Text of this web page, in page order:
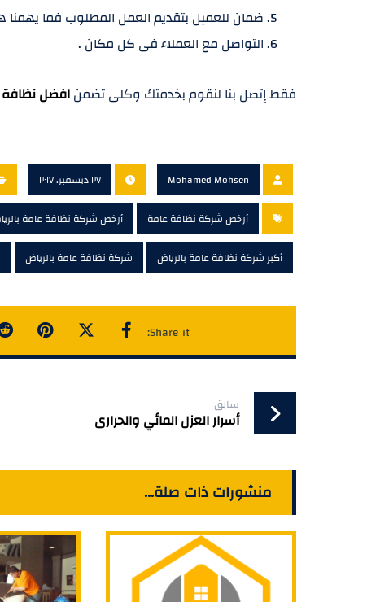
ضمان للعميل بتقديم العمل المطلوب فما يهمنا
التواصل مع العملاء فى كل مكان .
فقط إتصل بنا لنقوم بخدمتك وكلى تضمنافضل نظافة
Mohamed Mohsen ٢٧ ديسمبر، ٢٠١٧
أرخص شركة نظافة عامة أرخص شركة نظافة عامة
أكبر شركة نظافة عامة بالرياض شركة نظافة عامة بالرياض
سابق
أسرار العزل المائي والحرارى
منشورات ذات صلة...